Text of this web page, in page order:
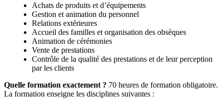
Achats de produits et d’équipements
Gestion et animation du personnel
Relations extérieures
Accueil des familles et organisation des obsèques
Animation de cérémonies
Vente de prestations
Contrôle de la qualité des prestations et de leur perception
par les clients
Quelle formation exactement ? 70 heures de formation obligatoire.
La formation enseigne les disciplines suivantes :